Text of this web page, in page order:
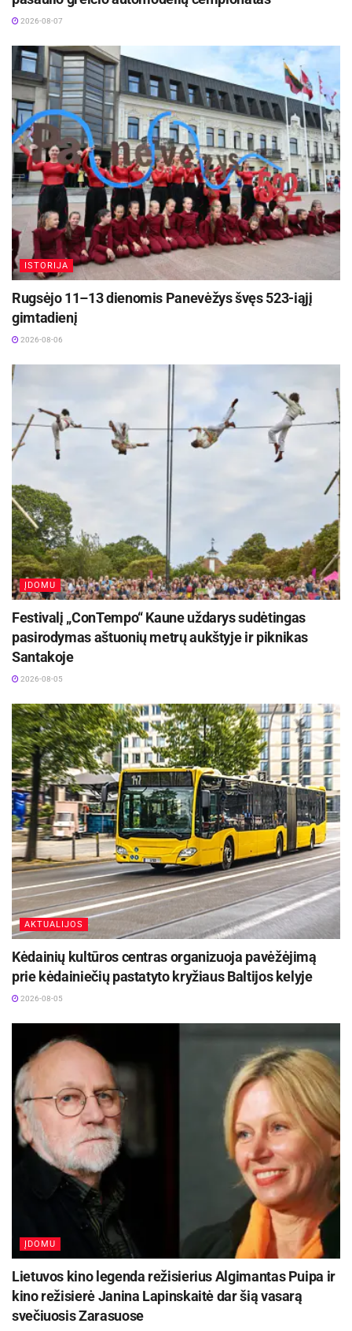
2026-08-07
ISTORIJA
Rugsėjo 11–13 dienomis Panevėžys švęs 523-iąjį
gimtadienį
2026-08-06
ĮDOMU
Festivalį „ConTempo“ Kaune uždarys sudėtingas
pasirodymas aštuonių metrų aukštyje ir piknikas
Santakoje
2026-08-05
AKTUALIJOS
Kėdainių kultūros centras organizuoja pavėžėjimą
prie kėdainiečių pastatyto kryžiaus Baltijos kelyje
2026-08-05
ĮDOMU
Lietuvos kino legenda režisierius Algimantas Puipa ir
kino režisierė Janina Lapinskaitė dar šią vasarą
svečiuosis Zarasuose